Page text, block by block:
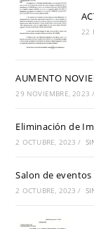
22
AUMENTO
29 NOVIEMBRE, 2023 /
Eliminación de
2 OCTUBRE, 2023 /
Salon de eventos
2 OCTUBRE, 2023 /